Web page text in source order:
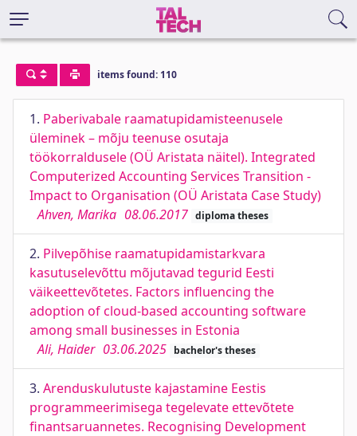
items found: 110
1. Paberivabale raamatupidamisteenusele
üleminek – mõju teenuse osutaja
töökorraldusele (OÜ Aristata näitel). Integrated
Computerized Accounting Services Transition -
Impact to Organisation (OÜ Aristata Case Study)
Ahven, Marika 08.06.2017 diploma theses
2. Pilvepõhise raamatupidamistarkvara
kasutuselevõttu mõjutavad tegurid Eesti
väikeettevõtetes. Factors influencing the
adoption of cloud-based accounting software
among small businesses in Estonia
Ali, Haider 03.06.2025 bachelor's theses
3. Arenduskulutuste kajastamine Eestis
programmeerimisega tegelevate ettevõtete
finantsaruannetes. Recognising Development